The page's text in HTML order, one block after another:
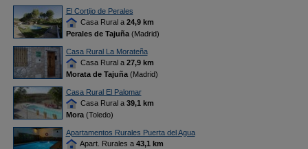
El Cortijo de Perales
Casa Rural a 24,9 km
Perales de Tajuña(Madrid)
Casa Rural La Morateña
Casa Rural a 27,9 km
Morata de Tajuña(Madrid)
Casa Rural El Palomar
Casa Rural a 39,1 km
Mora(Toledo)
Apartamentos Rurales Puerta del Agua
Apart. Rurales a 43,1 km